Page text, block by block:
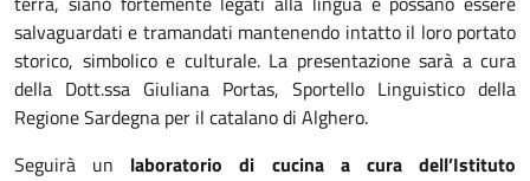
salvaguardati e tramandati mantenendo intatto il loro portato
storico, simbolico e culturale. La presentazione sarà a cura
della Dott.ssa Giuliana Portas, Sportello Linguistico della
Regione Sardegna per il catalano di Alghero.
Seguirà un laboratorio di cucina a cura dell’Istituto